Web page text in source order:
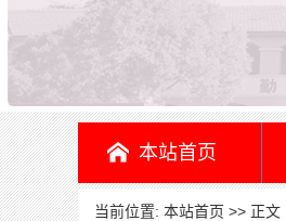
本站首页
当前位置: 本站首页 >> 正文